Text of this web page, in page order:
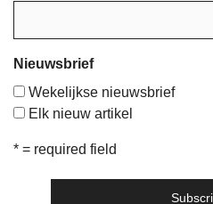
Nieuwsbrief
Wekelijkse nieuwsbrief
Elk nieuw artikel
* = required field